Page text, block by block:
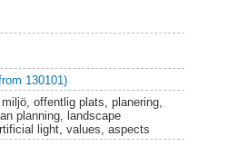
130101)
offentlig plats, planering,
planning, landscape
light, values, aspects